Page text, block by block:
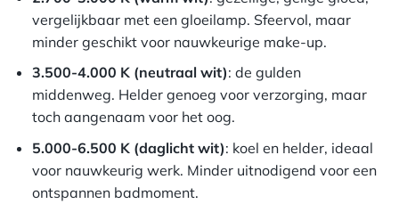
vergelijkbaar met een gloeilamp. Sfeervol, maar
minder geschikt voor nauwkeurige make-up.
3.500-4.000 K (neutraal wit): de gulden
middenweg. Helder genoeg voor verzorging, maar
toch aangenaam voor het oog.
5.000-6.500 K (daglicht wit): koel en helder, ideaal
voor nauwkeurig werk. Minder uitnodigend voor een
ontspannen badmoment.